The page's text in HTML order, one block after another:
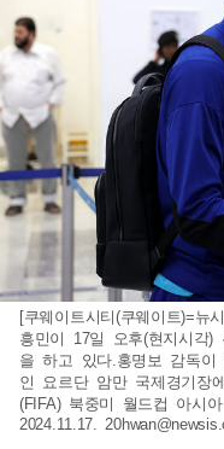
[쿠웨이트시티(쿠웨이트)=
흥민이 17일 오후(현지시각)
을 하고 있다.홍명보 감독이
인 요르단 암만 국제경기장
(FIFA) 북중미 월드컵 아시
2024.11.17.